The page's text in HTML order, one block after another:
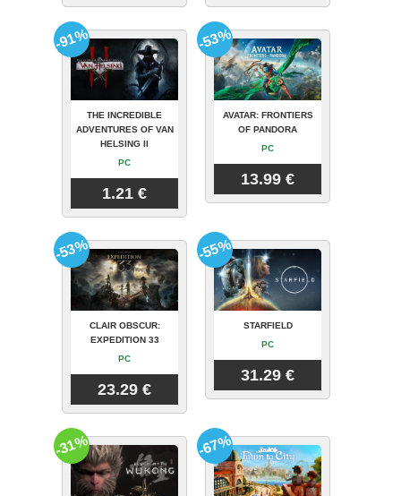
THE INCREDIBLE
ADVENTURES OF VAN
HELSING II
PC
1.21 €
-91%
AVATAR: FRONTIERS
OF PANDORA
PC
13.99 €
-53%
CLAIR OBSCUR:
EXPEDITION 33
PC
23.29 €
-53%
STARFIELD
PC
31.29 €
-55%
-31% -67%